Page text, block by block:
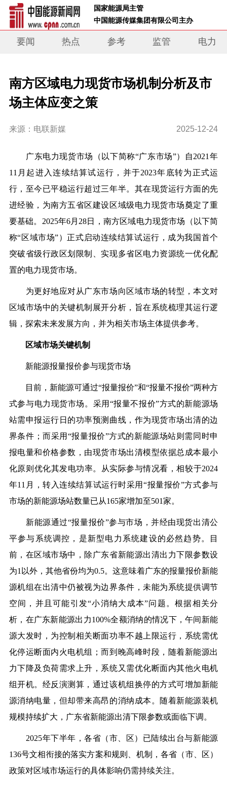
国家能源局主管
中国能源传媒集团有限公司主办
要闻 热点 参考 监管 电力
南方区域电力现货市场机制分析及市
场主体应变之策
来源：电联新媒 2025-12-24
广东电力现货市场（以下简称“广东市场”）自2021年
11月起进入连续结算试运行，并于2023年底转为正式运
行，至今已平稳运行超过三年半。其在现货运行方面的先
进经验，为南方五省区建设区域级电力现货市场奠定了重
要基础。2025年6月28日，南方区域电力现货市场（以下简
称“区域市场”）正式启动连续结算试运行，成为我国首个
突破省级行政区划限制、实现多省区电力资源统一优化配
置的电力现货市场。
为更好地应对从广东市场向区域市场的转型，本文对
区域市场中的关键机制展开分析，旨在系统梳理其运行逻
辑，探索未来发展方向，并为相关市场主体提供参考。
区域市场关键机制
新能源报量报价参与现货市场
目前，新能源可通过“报量报价”和“报量不报价”两种方
式参与电力现货市场。采用“报量不报价”方式的新能源场
站需申报运行日的功率预测曲线，作为现货市场出清的边
界条件；而采用“报量报价”方式的新能源场站则需同时申
报电量和价格参数，由现货市场出清模型依据总成本最小
化原则优化其发电功率。从实际参与情况看，相较于2024
年11月，转入连续结算试运行时采用“报量报价”方式参与
市场的新能源场站数量已从165家增加至501家。
新能源通过“报量报价”参与市场，并经由现货出清公
平参与系统调控，是新型电力系统建设的必然趋势。目
前，在区域市场中，除广东省新能源出清出力下限参数设
为1以外，其他省份均为0.5。这意味着广东的报量报价新能
源机组在出清中仍被视为边界条件，未能为系统提供调节
空间，并且可能引发“小消纳大成本”问题。根据相关分
析，在广东新能源出力100%全额消纳的情况下，午间新能
源大发时，为控制相关断面功率不越上限运行，系统需优
化停运断面内火电机组；而到晚高峰时段，随着新能源出
力下降及负荷需求上升，系统又需优化断面内其他火电机
组开机。经反演测算，通过该机组换停的方式可增加新能
源消纳电量，但却带来高昂的消纳成本。随着新能源装机
规模持续扩大，广东省新能源出清下限参数或面临下调。
2025年下半年，各省（市、区）已陆续出台与新能源
136号文相衔接的落实方案和规则、机制，各省（市、区）
政策对区域市场运行的具体影响仍需持续关注。